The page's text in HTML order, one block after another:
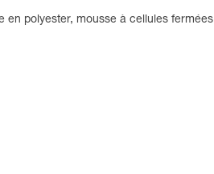
en polyester, mousse à cellules fermées